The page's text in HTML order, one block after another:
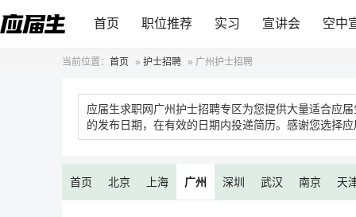
首页 职位推荐 实习 宣讲会 空中
当前位置： 首页 » 护士招聘 » 广州护士招聘
应届生求职网广州护士招聘专区为您提供大量适合应
的发布日期，在有效的日期内投递简历。感谢您选择
首页 北京 上海 广州 深圳 武汉 南京 天